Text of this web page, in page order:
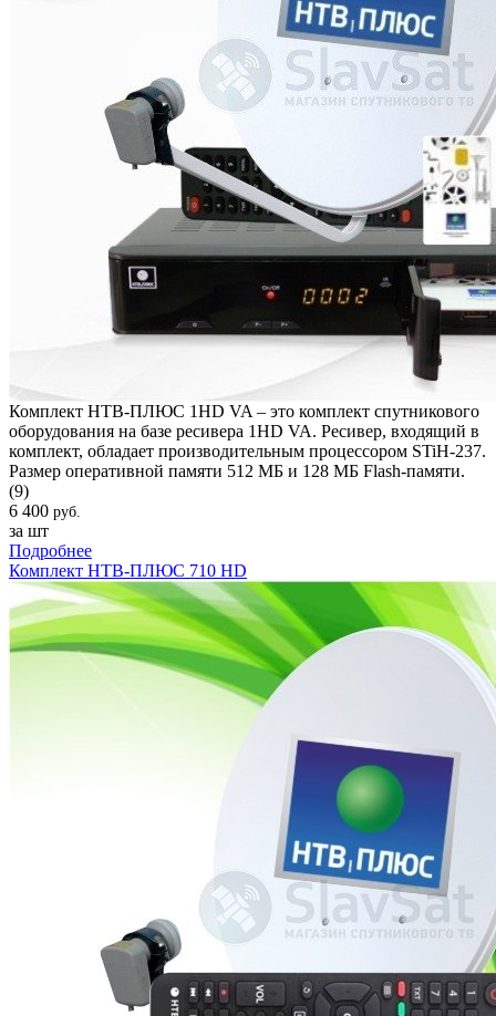
Комплект НТВ-ПЛЮС 1HD VA – это комплект спутникового
оборудования на базе ресивера 1HD VA. Ресивер, входящий в
комплект, обладает производительным процессором STiH-237.
Размер оперативной памяти 512 МБ и 128 МБ Flash-памяти.
(9)
6 400 руб.
за шт
Подробнее
Комплект НТВ-ПЛЮС 710 HD